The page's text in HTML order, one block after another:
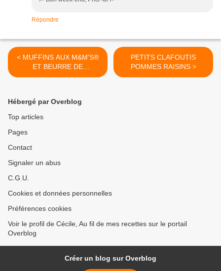
Répondre
< MUFFINS AUX M&M'S®
ET BEURRE DE
CACAHUÈTES
PETITS CLAFOUTIS
POMMES RAISINS >
Hébergé par Overblog
Top articles
Pages
Contact
Signaler un abus
C.G.U.
Cookies et données personnelles
Préférences cookies
Voir le profil de Cécile, Au fil de mes recettes sur le portail
Overblog
Créer un blog sur Overblog